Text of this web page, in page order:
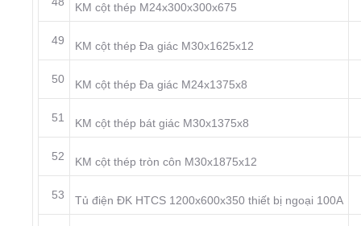
KM cột thép M24x300x300x675
49 KM cột thép Đa giác M30x1625x12
50 KM cột thép Đa giác M24x1375x8
51 KM cột thép bát giác M30x1375x8
52 KM cột thép tròn côn M30x1875x12
53 Tủ điện ĐK HTCS 1200x600x350 thiết bị ngoại 100A